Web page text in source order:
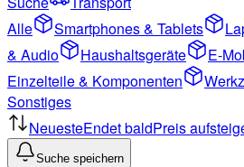
Alle
Smartphones & Tablets
& Audio
Haushaltsgeräte
E-
Einzelteile & Komponenten
Sonstiges
NeuesteEndet baldPreis
Suche speichern